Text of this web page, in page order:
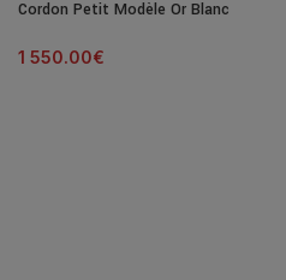
Cordon Petit Modèle Or Blanc
1 550.00€